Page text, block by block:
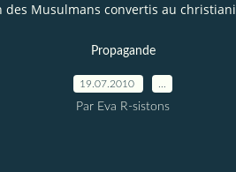
Musulmans convertis au
Propagande
19.07.2010
Par Eva R-sistons